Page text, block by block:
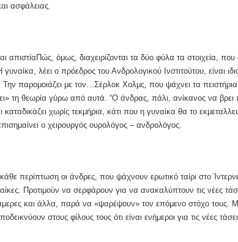
ασφάλειας.
απιστίαΠώς, όμως, διαχειρίζονται τα δύο φύλα τα στοιχεία, που
λέει ο πρόεδρος του Ανδρολογικού Ινστιτούτου, είναι
παρομοιάζει με τον…Σέρλοκ Χολμς, που ψάχνει τα
τη θεωρία γύρω από αυτά. “Ο άνδρας, πάλι, ανίκανος να βρει
καταδικάζει χωρίς τεκμήρια, κάτι που η γυναίκα θα το
ο χειρουργός ουρολόγος – ανδρολόγος.
περίπτωση οι άνδρες, που ψάχνουν ερωτικό ταίρι στο
Προτιμούν να σερφάρουν για να ανακαλύπτουν τις νέες
και άλλα, παρά να «ψαρέψουν» τον επόμενο στόχο τους.
στους φίλους τους ότι είναι ενήμεροι για τις νέες